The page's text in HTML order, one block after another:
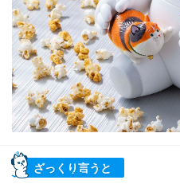
ざっくり言うと